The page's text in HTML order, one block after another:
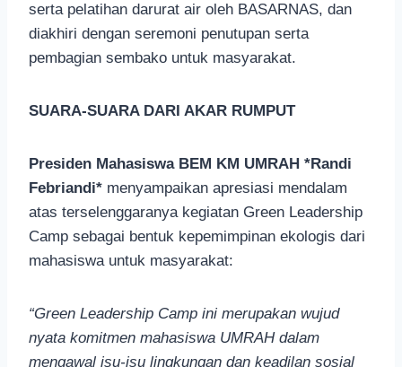
serta pelatihan darurat air oleh BASARNAS, dan
diakhiri dengan seremoni penutupan serta
pembagian sembako untuk masyarakat.
SUARA-SUARA DARI AKAR RUMPUT
Presiden Mahasiswa BEM KM UMRAH *Randi
Febriandi* menyampaikan apresiasi mendalam
atas terselenggaranya kegiatan Green Leadership
Camp sebagai bentuk kepemimpinan ekologis dari
mahasiswa untuk masyarakat:
“Green Leadership Camp ini merupakan wujud
nyata komitmen mahasiswa UMRAH dalam
mengawal isu-isu lingkungan dan keadilan sosial